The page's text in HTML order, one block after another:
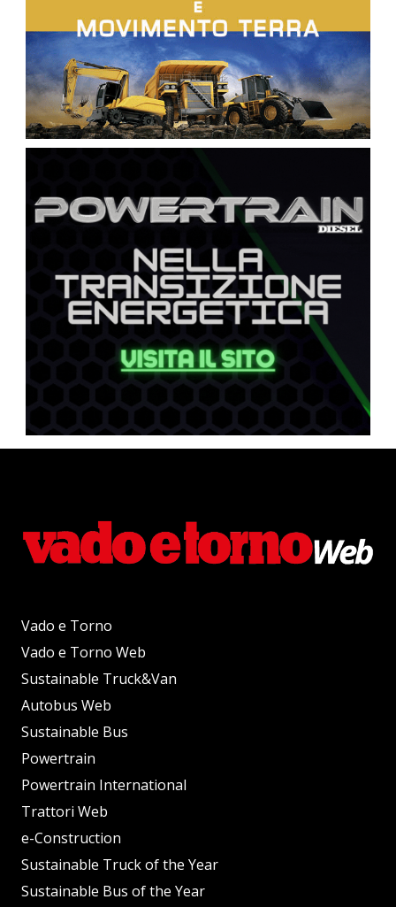
Vado e Torno
Vado e Torno Web
Sustainable Truck&Van
Autobus Web
Sustainable Bus
Powertrain
Powertrain International
Trattori Web
e-Construction
Sustainable Truck of the Year
Sustainable Bus of the Year